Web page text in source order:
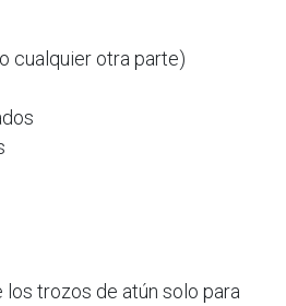
cualquier otra parte)
los trozos de atún solo para